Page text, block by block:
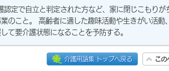
定で自立と判定された方など、家に閉じこもりが
のこと。 高齢者に適した趣味活動や生きがい活動
て要介護状態になることを予防する。
介護用語集 トップへ戻る この